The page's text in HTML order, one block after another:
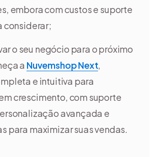
embora com custos e suporte
considerar;
o seu negócio para o próximo
a Nuvemshop Next,
e intuitiva para
crescimento, com suporte
avançada e
para maximizar suas vendas.